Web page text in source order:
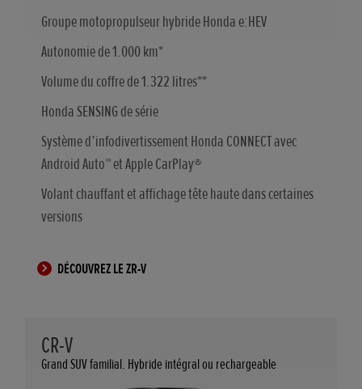
Groupe motopropulseur hybride Honda e:HEV
Autonomie de 1.000 km*
Volume du coffre de 1.322 litres**
Honda SENSING de série
Système d’infodivertissement Honda CONNECT avec
Android Auto™ et Apple CarPlay®
Volant chauffant et affichage tête haute dans certaines
versions
DÉCOUVREZ LE ZR-V
CR-V
Grand SUV familial. Hybride intégral ou rechargeable